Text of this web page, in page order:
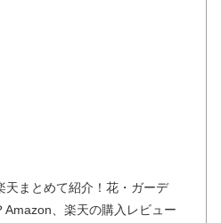
天まとめて紹介！花・ガーデ
Amazon、楽天の購入レビュー